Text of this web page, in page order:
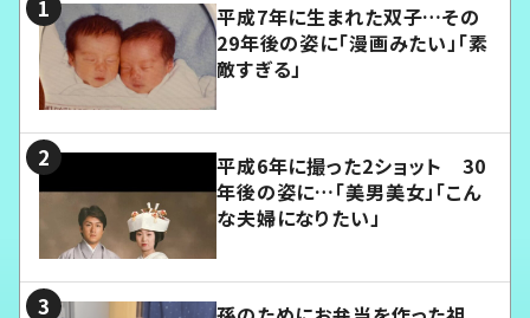
平成7年に生まれた双子…その
29年後の姿に「漫画みたい」「素
敵すぎる」
平成6年に撮った2ショット 30
年後の姿に…「美男美女」「こん
な夫婦になりたい」